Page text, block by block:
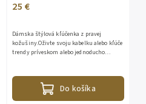
25 €
Do košíka
Dámska štýlová kľúčenka z pravej
kožušiny.Oživte svoju kabelku alebo kľúče
trendy príveskom alebo jednoducho